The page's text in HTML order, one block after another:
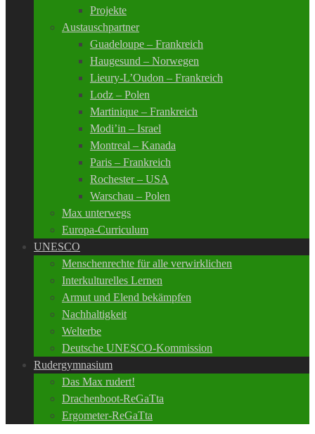
Projekte
Austauschpartner
Guadeloupe – Frankreich
Haugesund – Norwegen
Lieury-L’Oudon – Frankreich
Lodz – Polen
Martinique – Frankreich
Modi’in – Israel
Montreal – Kanada
Paris – Frankreich
Rochester – USA
Warschau – Polen
Max unterwegs
Europa-Curriculum
UNESCO
Menschenrechte für alle verwirklichen
Interkulturelles Lernen
Armut und Elend bekämpfen
Nachhaltigkeit
Welterbe
Deutsche UNESCO-Kommission
Rudergymnasium
Das Max rudert!
Drachenboot-ReGaTta
Ergometer-ReGaTta